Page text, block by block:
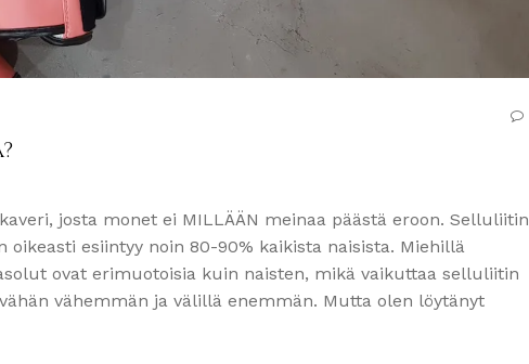
josta monet ei MILLÄÄN meinaa päästä eroon. Selluliitin
esiintyy noin 80-90% kaikista naisista. Miehillä
ovat erimuotoisia kuin naisten, mikä vaikuttaa selluliitin
vähemmän ja välillä enemmän. Mutta olen löytänyt